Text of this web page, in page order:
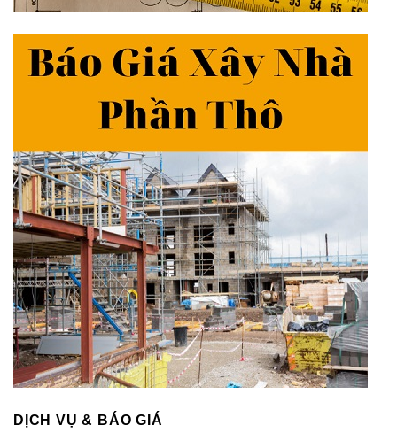
DỊCH VỤ & BÁO GIÁ